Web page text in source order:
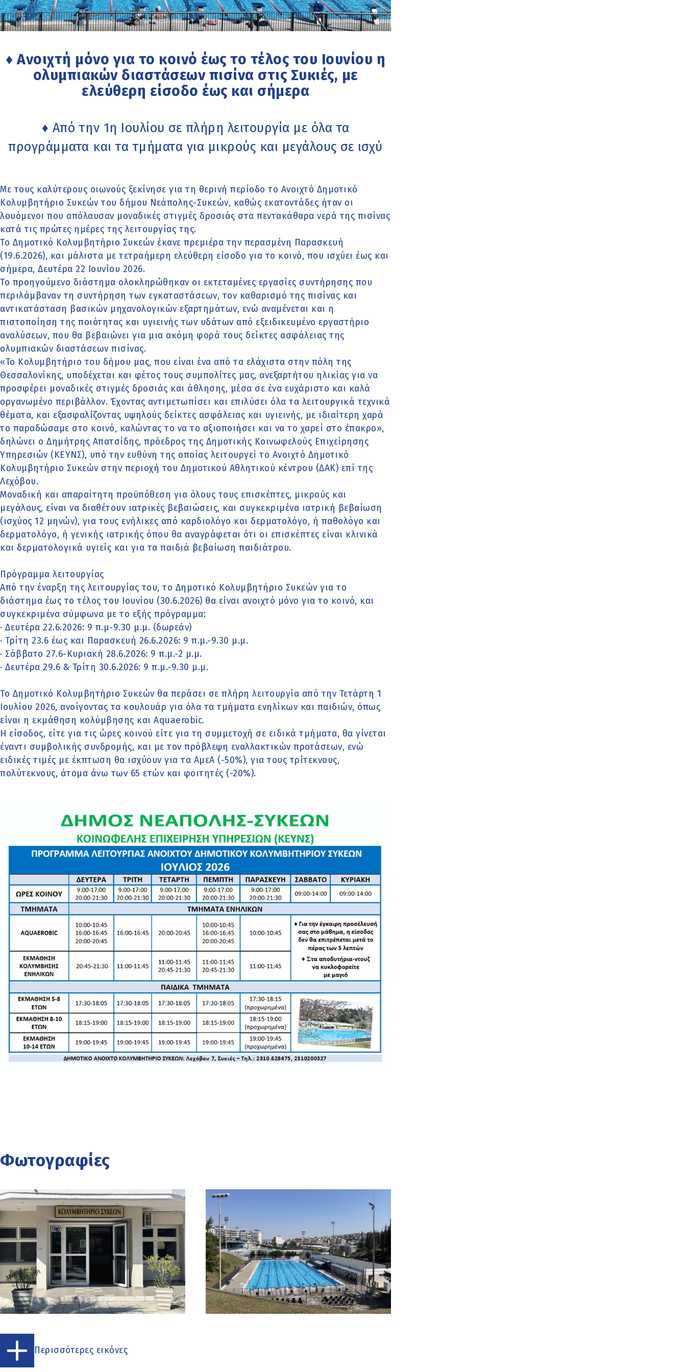
♦ Ανοιχτή μόνο για το κοινό έως το τέλος του Ιουνίου η
ολυμπιακών διαστάσεων πισίνα στις Συκιές, με
ελεύθερη είσοδο έως και σήμερα
♦ Από την 1η Ιουλίου σε πλήρη λειτουργία με όλα τα
προγράμματα και τα τμήματα για μικρούς και μεγάλους σε ισχύ
Με τους καλύτερους οιωνούς ξεκίνησε για τη θερινή περίοδο το Ανοιχτό Δημοτικό
Κολυμβητήριο Συκεών του δήμου Νεάπολης-Συκεών, καθώς εκατοντάδες ήταν οι
λουόμενοι που απόλαυσαν μοναδικές στιγμές δροσιάς στα πεντακάθαρα νερά της πισίνας
κατά τις πρώτες ημέρες της λειτουργίας της.
Το Δημοτικό Κολυμβητήριο Συκεών έκανε πρεμιέρα την περασμένη Παρασκευή
(19.6.2026), και μάλιστα με τετραήμερη ελεύθερη είσοδο για το κοινό, που ισχύει έως και
σήμερα, Δευτέρα 22 Ιουνίου 2026.
Το προηγούμενο διάστημα ολοκληρώθηκαν οι εκτεταμένες εργασίες συντήρησης που
περιλάμβαναν τη συντήρηση των εγκαταστάσεων, τον καθαρισμό της πισίνας και
αντικατάσταση βασικών μηχανολογικών εξαρτημάτων, ενώ αναμένεται και η
πιστοποίηση της ποιότητας και υγιεινής των υδάτων από εξειδικευμένο εργαστήριο
αναλύσεων, που θα βεβαιώνει για μια ακόμη φορά τους δείκτες ασφάλειας της
ολυμπιακών διαστάσεων πισίνας.
«Το Κολυμβητήριο του δήμου μας, που είναι ένα από τα ελάχιστα στην πόλη της
Θεσσαλονίκης, υποδέχεται και φέτος τους συμπολίτες μας, ανεξαρτήτου ηλικίας για να
προσφέρει μοναδικές στιγμές δροσιάς και άθλησης, μέσα σε ένα ευχάριστο και καλά
οργανωμένο περιβάλλον. Έχοντας αντιμετωπίσει και επιλύσει όλα τα λειτουργικά τεχνικά
θέματα, και εξασφαλίζοντας υψηλούς δείκτες ασφάλειας και υγιεινής, με ιδιαίτερη χαρά
το παραδώσαμε στο κοινό, καλώντας το να το αξιοποιήσει και να το χαρεί στο έπακρο»,
δηλώνει ο Δημήτρης Απατσίδης, πρόεδρος της Δημοτικής Κοινωφελούς Επιχείρησης
Υπηρεσιών (ΚΕΥΝΣ), υπό την ευθύνη της οποίας λειτουργεί το Ανοιχτό Δημοτικό
Κολυμβητήριο Συκεών στην περιοχή του Δημοτικού Αθλητικού κέντρου (ΔΑΚ) επί της
Λεχόβου.
Μοναδική και απαραίτητη προϋπόθεση για όλους τους επισκέπτες, μικρούς και
μεγάλους, είναι να διαθέτουν ιατρικές βεβαιώσεις, και συγκεκριμένα ιατρική βεβαίωση
(ισχύος 12 μηνών), για τους ενήλικες από καρδιολόγο και δερματολόγο, ή παθολόγο και
δερματολόγο, ή γενικής ιατρικής όπου θα αναγράφεται ότι οι επισκέπτες είναι κλινικά
και δερματολογικά υγιείς και για τα παιδιά βεβαίωση παιδιάτρου.
Πρόγραμμα λειτουργίας
Από την έναρξη της λειτουργίας του, το Δημοτικό Κολυμβητήριο Συκεών για το
διάστημα έως το τέλος του Ιουνίου (30.6.2026) θα είναι ανοιχτό μόνο για το κοινό, και
συγκεκριμένα σύμφωνα με το εξής πρόγραμμα:
· Δευτέρα 22.6.2026: 9 π.μ-9.30 μ.μ. (δωρεάν)
· Τρίτη 23.6 έως και Παρασκευή 26.6.2026: 9 π.μ.-9.30 μ.μ.
· Σάββατο 27.6-Κυριακή 28.6.2026: 9 π.μ.-2 μ.μ.
· Δευτέρα 29.6 & Τρίτη 30.6.2026: 9 π.μ.-9.30 μ.μ.
Το Δημοτικό Κολυμβητήριο Συκεών θα περάσει σε πλήρη λειτουργία από την Τετάρτη 1
Ιουλίου 2026, ανοίγοντας τα κουλουάρ για όλα τα τμήματα ενηλίκων και παιδιών, όπως
είναι η εκμάθηση κολύμβησης και Aquaerobic.
Η είσοδος, είτε για τις ώρες κοινού είτε για τη συμμετοχή σε ειδικά τμήματα, θα γίνεται
έναντι συμβολικής συνδρομής, και με τον πρόβλεψη εναλλακτικών προτάσεων, ενώ
ειδικές τιμές με έκπτωση θα ισχύουν για τα ΑμεΑ (-50%), για τους τρίτεκνους,
πολύτεκνους, άτομα άνω των 65 ετών και φοιτητές (-20%).
Φωτογραφίες
Περισσότερες εικόνες